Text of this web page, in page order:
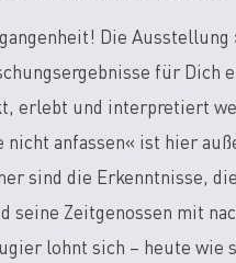
Die Ausstellung
für Dich
erlebt und interpretiert
nicht anfassen« ist hier
sind die Erkenntnisse,
seine Zeitgenossen mit
lohnt sich – heute wie